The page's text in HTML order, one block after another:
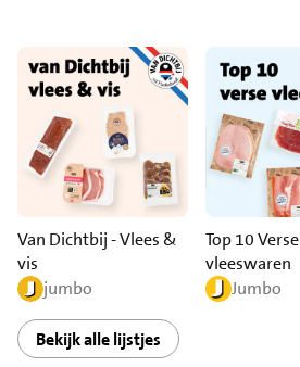
Van Dichtbij - Vlees &
vis
jumbo
Top 10 Verse
vleeswaren
Jumbo
Bekijk alle lijstjes